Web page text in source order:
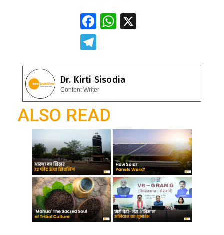
F
b
o
o
k
W
s
A
p
e
gr
a
m
Dr. Kirti Sisodia
Content Writer
ALSO READ